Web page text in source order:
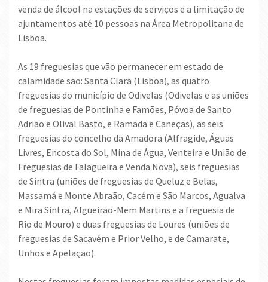
venda de álcool na estações de serviços e a limitação de
ajuntamentos até 10 pessoas na Área Metropolitana de
Lisboa.
As 19 freguesias que vão permanecer em estado de
calamidade são: Santa Clara (Lisboa), as quatro
freguesias do município de Odivelas (Odivelas e as uniões
de freguesias de Pontinha e Famões, Póvoa de Santo
Adrião e Olival Basto, e Ramada e Caneças), as seis
freguesias do concelho da Amadora (Alfragide, Águas
Livres, Encosta do Sol, Mina de Água, Venteira e União de
Freguesias de Falagueira e Venda Nova), seis freguesias
de Sintra (uniões de freguesias de Queluz e Belas,
Massamá e Monte Abraão, Cacém e São Marcos, Agualva
e Mira Sintra, Algueirão-Mem Martins e a freguesia de
Rio de Mouro) e duas freguesias de Loures (uniões de
freguesias de Sacavém e Prior Velho, e de Camarate,
Unhos e Apelação).